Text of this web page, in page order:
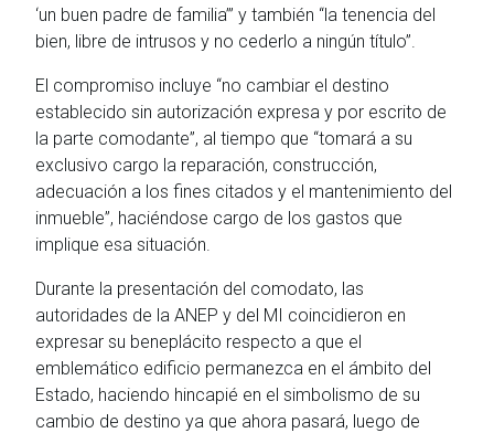
‘un buen padre de familia’” y también “la tenencia del
bien, libre de intrusos y no cederlo a ningún título”.
El compromiso incluye “no cambiar el destino
establecido sin autorización expresa y por escrito de
la parte comodante”, al tiempo que “tomará a su
exclusivo cargo la reparación, construcción,
adecuación a los fines citados y el mantenimiento del
inmueble”, haciéndose cargo de los gastos que
implique esa situación.
Durante la presentación del comodato, las
autoridades de la ANEP y del MI coincidieron en
expresar su beneplácito respecto a que el
emblemático edificio permanezca en el ámbito del
Estado, haciendo hincapié en el simbolismo de su
cambio de destino ya que ahora pasará, luego de